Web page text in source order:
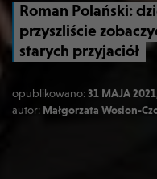
Roman Polański:
przyszliście
starych przyjaciół
opublikowano:31 MAJA
autor: Małgorzata Wosion-